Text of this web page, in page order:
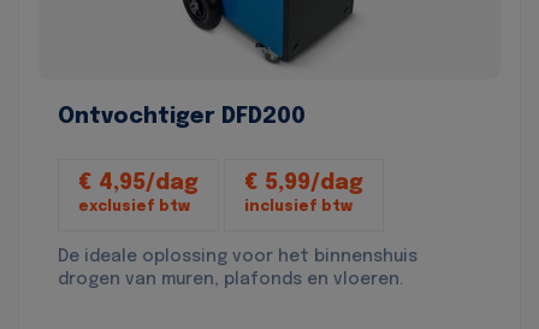
Ontvochtiger DFD200
€ 4,95/dag
exclusief btw
€ 5,99/dag
inclusief btw
De ideale oplossing voor het binnenshuis
drogen van muren, plafonds en vloeren.